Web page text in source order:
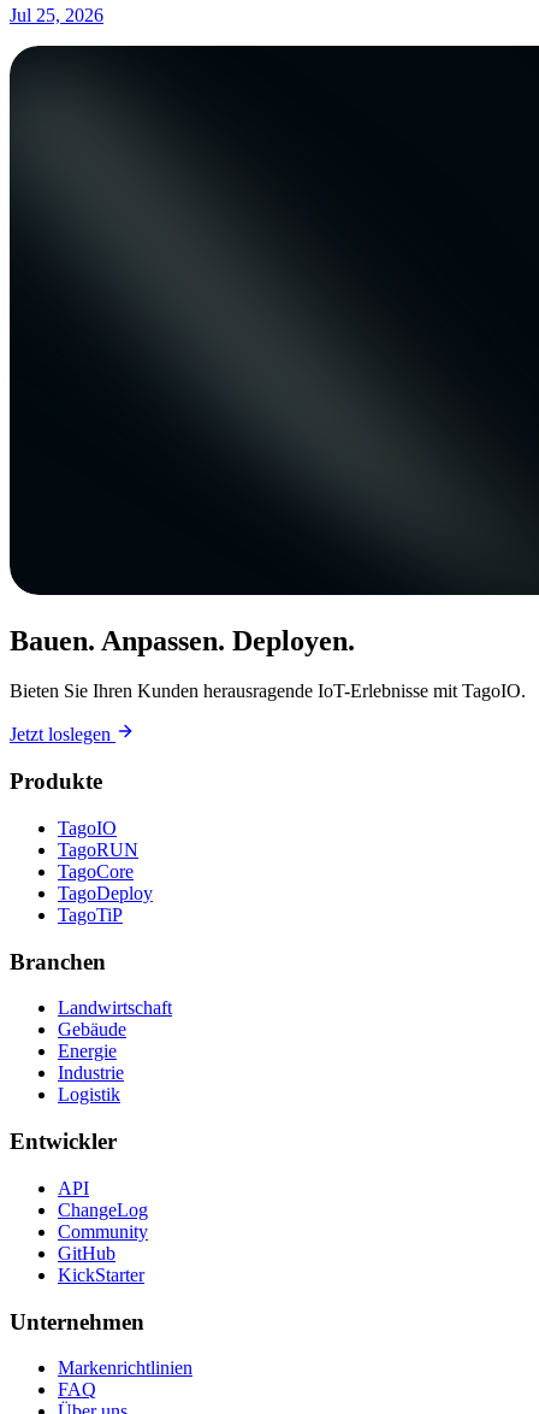
Jul 25, 2026
Bauen. Anpassen. Deployen.
Bieten Sie Ihren Kunden herausragende IoT-Erlebnisse mit TagoIO.
Jetzt loslegen
Produkte
TagoIO
TagoRUN
TagoCore
TagoDeploy
TagoTiP
Branchen
Landwirtschaft
Gebäude
Energie
Industrie
Logistik
Entwickler
API
ChangeLog
Community
GitHub
KickStarter
Unternehmen
Markenrichtlinien
FAQ